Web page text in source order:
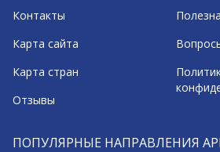
Контакты
Карта сайта
Карта стран
Отзывы
ПОПУЛЯРНЫЕ НАПРАВЛЕНИЯ